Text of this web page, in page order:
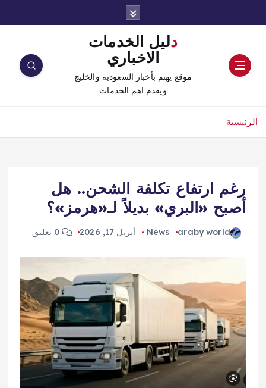
دليل الخدمات
الاخباري
موقع يهتم بأخبار السعودية والخليج
ويقدم اهم الخدمات
الرئيسية
رغم ارتفاع تكلفة الشحن.. هل
أصبح «البري» بديلاً لـ«هرمز»؟
araby world
News أبريل 17, 2026 0 تعليق